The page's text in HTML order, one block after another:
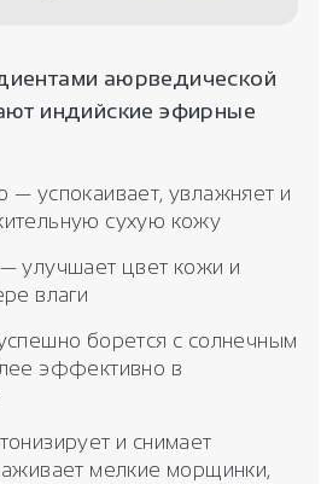
аюрведической
индийские эфирные
— успокаивает, увлажняет и
сухую кожу
улучшает цвет кожи и
влаги
борется с солнечным
эффективно в
и снимает
мелкие морщинки,